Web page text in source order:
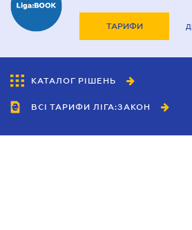
ТАРИФИ
КАТАЛОГ РІШЕНЬ
ВСІ ТАРИФИ ЛІГА:ЗАКОН